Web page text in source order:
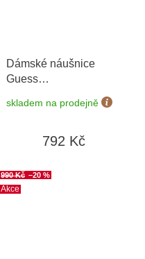
Dámské náušnice
Guess
JUBE04035JWYGT/U
skladem na prodejně
792 Kč
Akce
990 Kč –20 %